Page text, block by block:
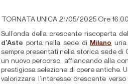
TORNATA UNICA 21/05/2025 Ore 16:00
Sull’onda della crescente riscoperta
d'Aste porta nella sede di Milano una
sempre presentati nella storica sede di
un nuovo percorso, affiancando alla
prestigiosa selezione di opere antiche.
valorizzare l’interesse crescente